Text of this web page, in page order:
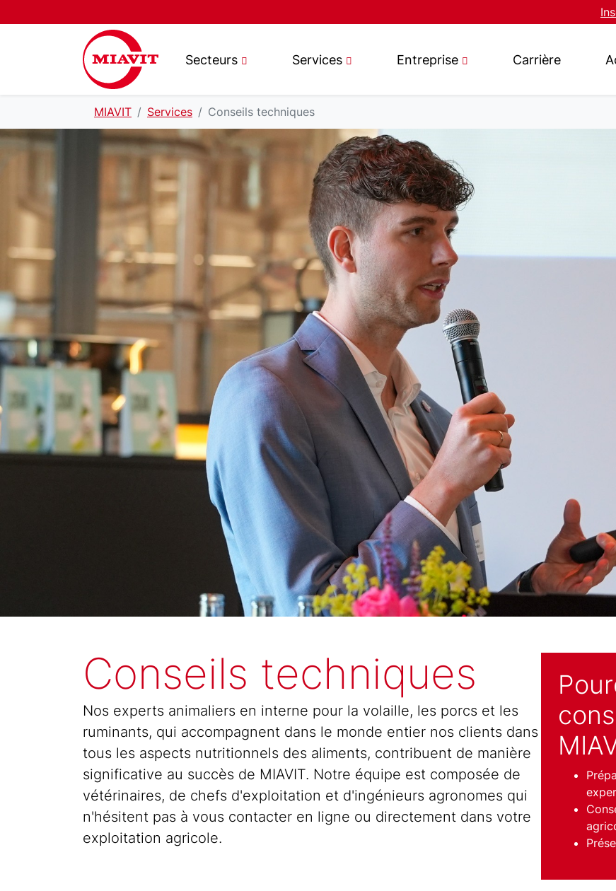
Secteurs Services Entreprise Carrière
MIAVIT Services Conseils techniques
Conseils techniques
Nos experts animaliers en interne pour la volaille, les porcs et les
ruminants, qui accompagnent dans le monde entier nos clients dans
tous les aspects nutritionnels des aliments, contribuent de manière
significative au succès de MIAVIT. Notre équipe est composée de
vétérinaires, de chefs d'exploitation et d'ingénieurs agronomes qui
n'hésitent pas à vous contacter en ligne ou directement dans votre
exploitation agricole.